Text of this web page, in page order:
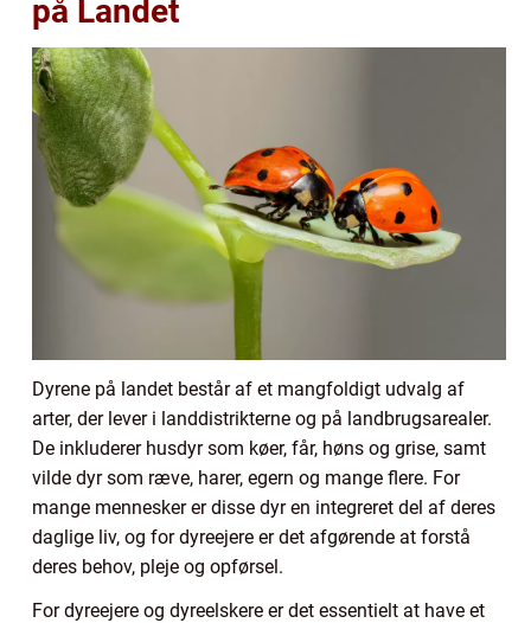
på Landet
Dyrene på landet består af et mangfoldigt udvalg af
arter, der lever i landdistrikterne og på landbrugsarealer.
De inkluderer husdyr som køer, får, høns og grise, samt
vilde dyr som ræve, harer, egern og mange flere. For
mange mennesker er disse dyr en integreret del af deres
daglige liv, og for dyreejere er det afgørende at forstå
deres behov, pleje og opførsel.
For dyreejere og dyreelskere er det essentielt at have et